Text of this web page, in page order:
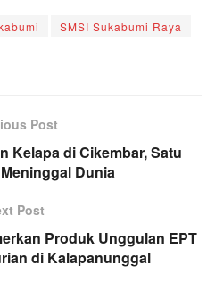
SMSI Sukabumi Raya
Post
Kelapa di Cikembar, Satu
Dunia
Post
Produk Unggulan EPT
di Kalapanunggal